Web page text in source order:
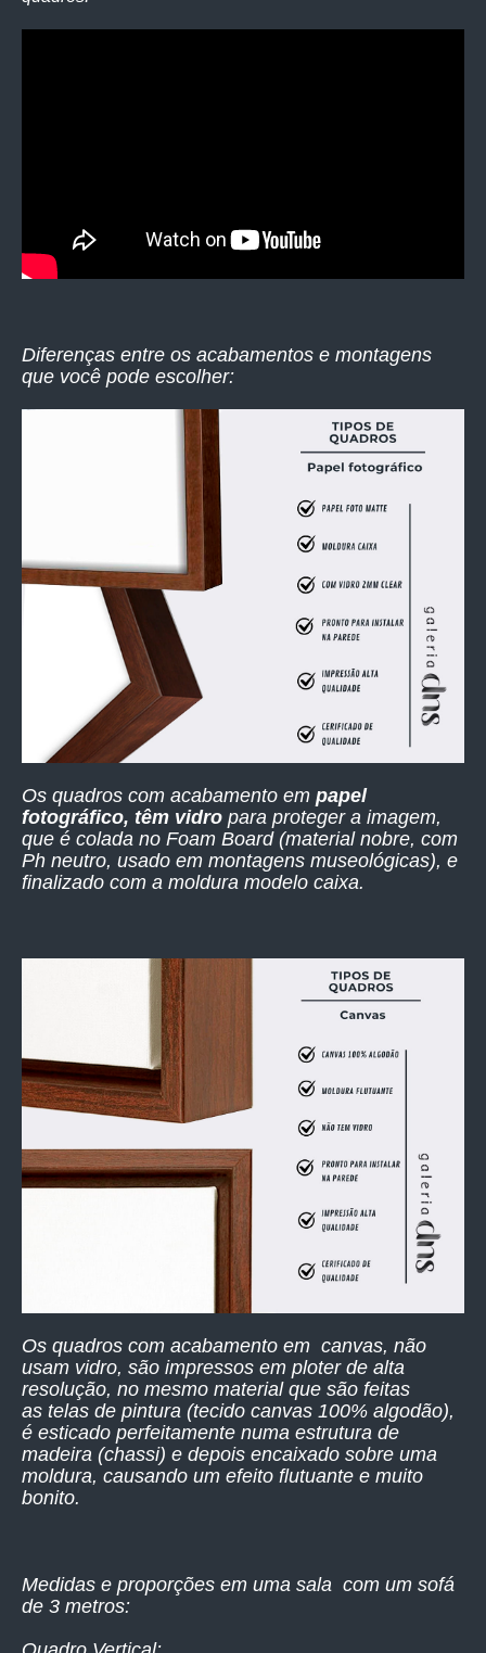
Diferenças entre os acabamentos e montagens
que você pode escolher:
Os quadros com acabamento em papel
fotográfico, têm vidro para proteger a imagem,
que é colada no Foam Board (material nobre, com
Ph neutro, usado em montagens museológicas), e
finalizado com a moldura modelo caixa.
Os quadros com acabamento em canvas, não
usam vidro, são impressos em ploter de alta
resolução, no mesmo material que são feitas
as telas de pintura (tecido canvas 100% algodão),
é esticado perfeitamente numa estrutura de
madeira (chassi) e depois encaixado sobre uma
moldura, causando um efeito flutuante e muito
bonito.
Medidas e proporções em uma sala com um sofá
de 3 metros: